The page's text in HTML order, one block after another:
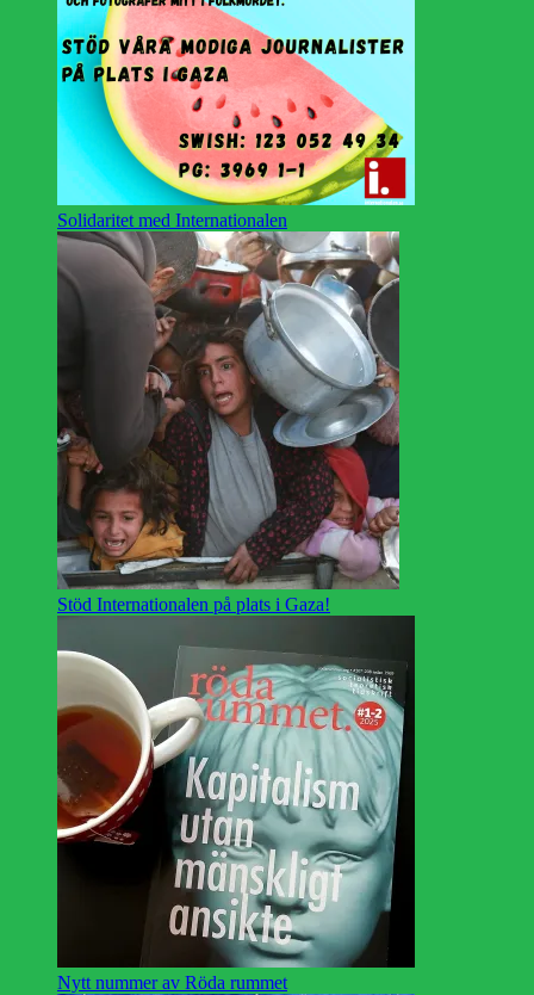
Solidaritet med Internationalen
Stöd Internationalen på plats i Gaza!
Nytt nummer av Röda rummet